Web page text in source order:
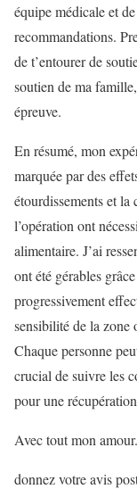
équipe médicale et
recommandations.
de t’entourer de
soutien de ma
épreuve.
En résumé, mon
marquée par des
étourdissements et
l’opération ont
alimentaire. J’ai
ont été gérables
progressivement
sensibilité de la zone
Chaque personne
crucial de suivre les
pour une
Avec tout mon amour.
donnez votre avis